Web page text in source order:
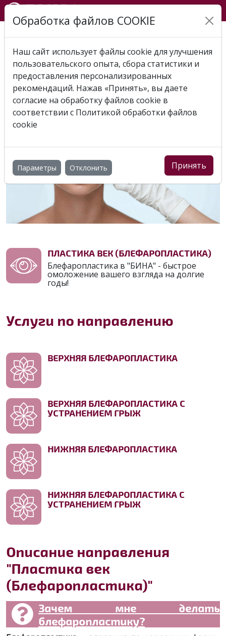
Главная Услуги
Пластическая хирургия
Пластика век (Блефаропластика)
ПЛАСТИКА ВЕК
(БЛЕФАРОПЛАСТИКА)
ПЛАСТИКА ВЕК (БЛЕФАРОПЛАСТИКА)
Блефаропластика в "БИНА" - быстрое
омоложение вашего взгляда на долгие
годы!
Услуги по направлению
ВЕРХНЯЯ БЛЕФАРОПЛАСТИКА
ВЕРХНЯЯ БЛЕФАРОПЛАСТИКА С
УСТРАНЕНИЕМ ГРЫЖ
НИЖНЯЯ БЛЕФАРОПЛАСТИКА
НИЖНЯЯ БЛЕФАРОПЛАСТИКА С
УСТРАНЕНИЕМ ГРЫЖ
Описание направления
"Пластика век
(Блефаропластика)"
Зачем мне делать
блефаропластику?
Обработка файлов COOKIE
Наш сайт использует файлы cookie для улучшения
пользовательского опыта, сбора статистики и
предоставления персонализированных
рекомендаций. Нажав «Принять», вы даете
согласие на обработку файлов cookie в
соответствии с Политикой обработки файлов
cookie
Параметры Отклонить Принять